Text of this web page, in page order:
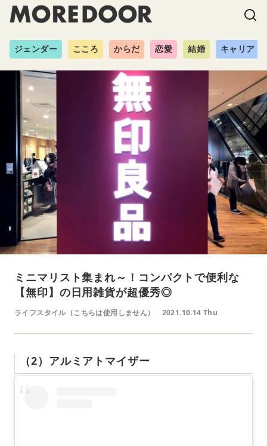
ジェンダー こころ からだ 恋愛 結婚 キャリア
ミニマリスト集まれ～！コンパクトで便利な
【無印】の日用雑貨が超優秀◎
ライフスタイル（こちらは使用しません） 2021.10.14 Thu
（2）アルミアトマイザー